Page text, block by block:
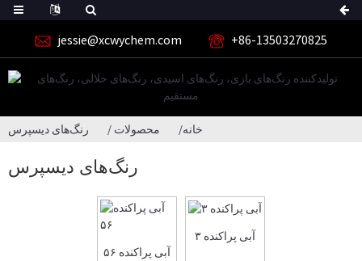
jessie@xcwychem.com ‎+86-13503270825‎
خانه محصولات رنگ‌های دیسپرس
رنگ‌های دیسپرس
آبی پراکنده ۵۶
آبی پراکنده ۳